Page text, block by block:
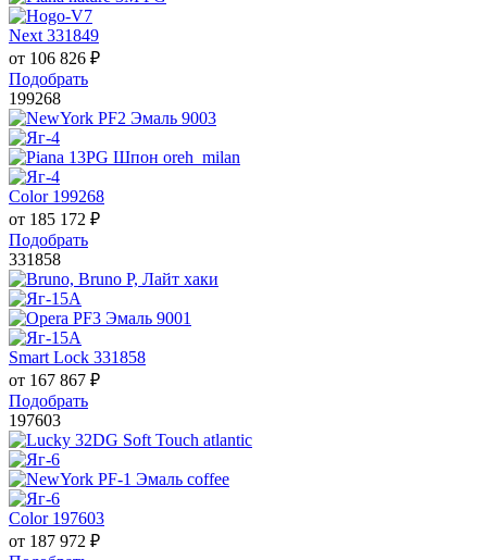
Next 331849
от 106 826 ₽
Подобрать
199268
Color 199268
от 185 172 ₽
Подобрать
331858
Smart Lock 331858
от 167 867 ₽
Подобрать
197603
Color 197603
от 187 972 ₽